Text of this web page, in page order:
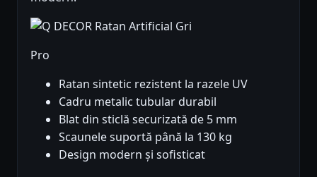
Pro
Ratan sintetic rezistent la razele UV
Cadru metalic tubular durabil
Blat din sticlă securizată de 5 mm
Scaunele suportă până la 130 kg
Design modern și sofisticat